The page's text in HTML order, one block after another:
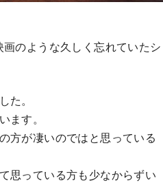
のような久しく忘れていたシ
。
ます。
方が凄いのではと思っている
思っている方も少なからずい